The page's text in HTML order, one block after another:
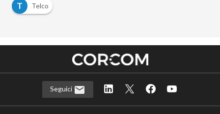
T
Telco
Seguici